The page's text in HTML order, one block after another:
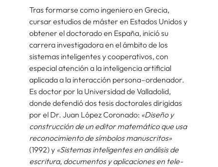
Tras formarse como ingeniero en Grecia,
cursar estudios de máster en Estados Unidos y
obtener el doctorado en España, inició su
carrera investigadora en el ámbito de los
sistemas inteligentes y cooperativos, con
especial atención a la inteligencia artificial
aplicada a la interacción persona–ordenador.
Es doctor por la Universidad de Valladolid,
donde defendió dos tesis doctorales dirigidas
por el Dr. Juan López Coronado: «Diseño y
construcción de un editor matemático que usa
reconocimiento de símbolos manuscritos»
(1992) y «Sistemas inteligentes en análisis de
escritura, documentos y aplicaciones en tele-